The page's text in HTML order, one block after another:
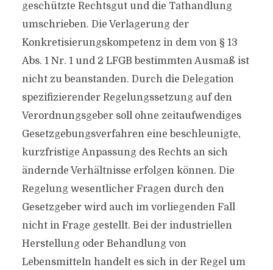
geschützte Rechtsgut und die Tathandlung
umschrieben. Die Verlagerung der
Konkretisierungskompetenz in dem von § 13
Abs. 1 Nr. 1 und 2 LFGB bestimmten Ausmaß ist
nicht zu beanstanden. Durch die Delegation
spezifizierender Regelungssetzung auf den
Verordnungsgeber soll ohne zeitaufwendiges
Gesetzgebungsverfahren eine beschleunigte,
kurzfristige Anpassung des Rechts an sich
ändernde Verhältnisse erfolgen können. Die
Regelung wesentlicher Fragen durch den
Gesetzgeber wird auch im vorliegenden Fall
nicht in Frage gestellt. Bei der industriellen
Herstellung oder Behandlung von
Lebensmitteln handelt es sich in der Regel um